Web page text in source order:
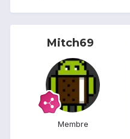
Mitch69
Membre